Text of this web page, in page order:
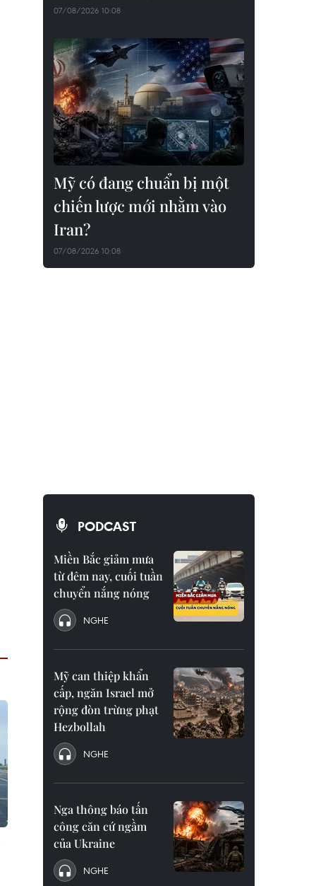
07/08/2026 10:08
Mỹ có đang chuẩn bị một
chiến lược mới nhằm vào
Iran?
07/08/2026 10:08
PODCAST
Miền Bắc giảm mưa
từ đêm nay, cuối tuần
chuyển nắng nóng
NGHE
Mỹ can thiệp khẩn
cấp, ngăn Israel mở
rộng đòn trừng phạt
Hezbollah
NGHE
Nga thông báo tấn
công căn cứ ngầm
của Ukraine
NGHE